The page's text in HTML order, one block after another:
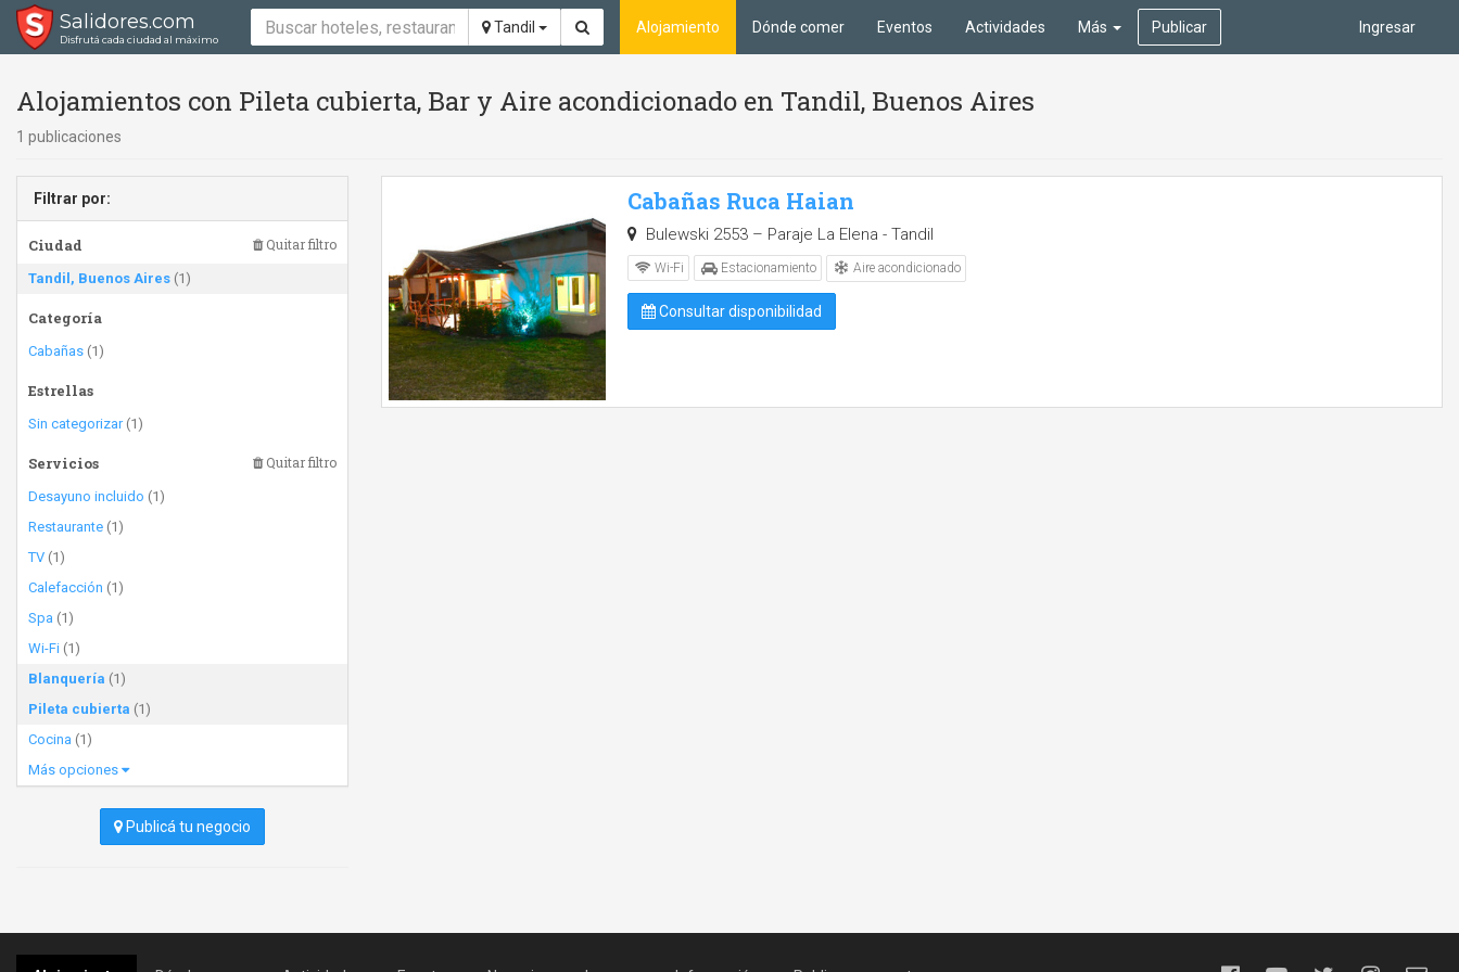
Salidores.com
Disfrutá cada ciudad al máximo
Tandil Ingresar
Alojamiento Dónde comer Eventos Actividades Más Publicar
Alojamientos con Pileta cubierta, Bar y Aire acondicionado en Tandil, Buenos Aires
1 publicaciones
Filtrar por:
Ciudad Quitar filtro
Tandil, Buenos Aires (1)
Categoría
Cabañas (1)
Estrellas
Sin categorizar(1)
Servicios Quitar filtro
Desayuno incluido (1)
Restaurante (1)
TV (1)
Calefacción (1)
Spa (1)
Wi-Fi (1)
Blanquería (1)
Pileta cubierta (1)
Cocina (1)
Más opciones
Publicá tu negocio
Cabañas Ruca Haian
Bulewski 2553 – Paraje La Elena - Tandil
Wi-Fi Estacionamiento Aire acondicionado
Consultar disponibilidad